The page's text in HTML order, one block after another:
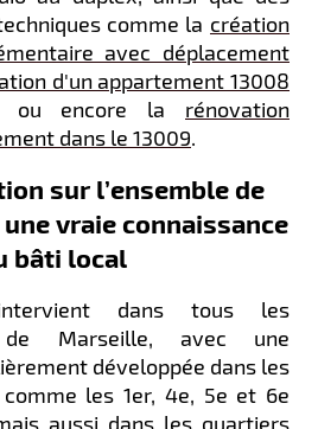
comme la création
avec déplacement
d'un appartement 13008
ou encore la
rénovation
dans le 13009.
sur l’ensemble de
vraie connaissance
bâti local
intervient dans tous les
de Marseille, avec une
développée dans les
les 1er, 4e, 5e et 6e
aussi dans les quartiers